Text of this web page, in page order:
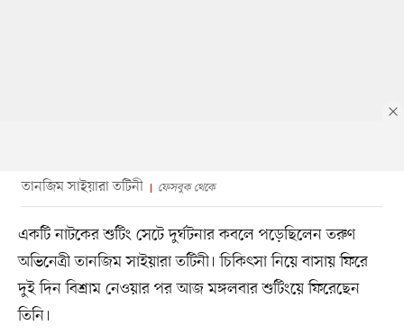
তানজিম সাইয়ারা তটিনী ফেসবুক থেকে
একটি নাটকের শুটিং সেটে দুর্ঘটনার কবলে পড়েছিলেন তরুণ
অভিনেত্রী তানজিম সাইয়ারা তটিনী। চিকিৎসা নিয়ে বাসায় ফিরে
দুই দিন বিশ্রাম নেওয়ার পর আজ মঙ্গলবার শুটিংয়ে ফিরেছেন
তিনি।